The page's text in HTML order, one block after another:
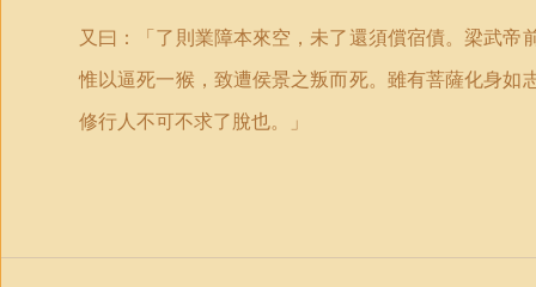
又曰：「了則業障本來空，未了還須償宿債。梁武
惟以逼死一猴，致遭侯景之叛而死。雖有菩薩化身
修行人不可不求了脫也。」